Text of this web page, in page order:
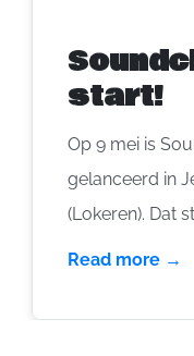
start!
Op 9 mei is
gelanceerd in
(Lokeren). Dat
veel weerklank
Hamme werd
Read more →